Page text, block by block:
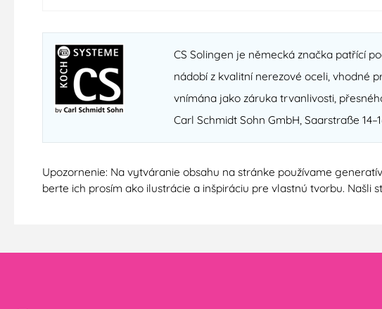
CS Solingen je německá značka patřící
nádobí z kvalitní nerezové oceli, vhodné
vnímána jako záruka trvanlivosti,
Carl Schmidt Sohn GmbH, Saarstraße
Upozornenie: Na vytváranie obsahu na stránke používame
berte ich prosím ako ilustrácie a inšpiráciu pre vlastnú tvorbu. Našli